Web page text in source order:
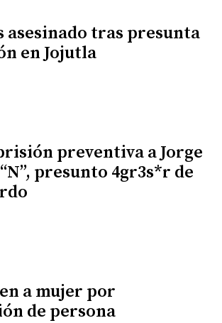
asesinado tras presunta
en Jojutla
preventiva a Jorge
presunto 4gr3s*r de
a mujer por
de persona